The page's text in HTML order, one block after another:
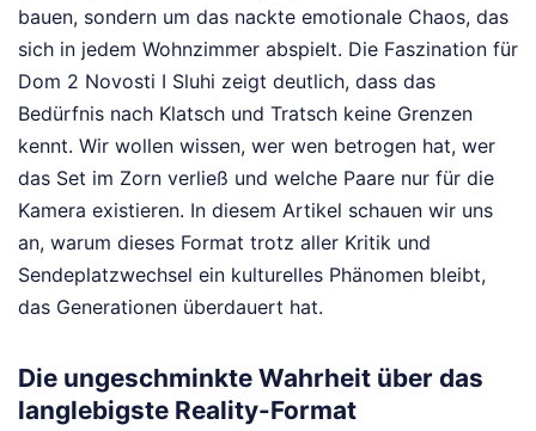
bauen, sondern um das nackte emotionale Chaos, das
sich in jedem Wohnzimmer abspielt. Die Faszination für
Dom 2 Novosti I Sluhi zeigt deutlich, dass das
Bedürfnis nach Klatsch und Tratsch keine Grenzen
kennt. Wir wollen wissen, wer wen betrogen hat, wer
das Set im Zorn verließ und welche Paare nur für die
Kamera existieren. In diesem Artikel schauen wir uns
an, warum dieses Format trotz aller Kritik und
Sendeplatzwechsel ein kulturelles Phänomen bleibt,
das Generationen überdauert hat.
Die ungeschminkte Wahrheit über das
langlebigste Reality-Format